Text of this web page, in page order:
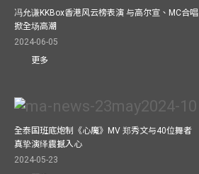
冯允谦KKBox香港风云榜表演 与高尔宣、MC合唱
掀全场高潮
2024-06-05
更多
全泰国班底炮制《心魔》MV 郑秀文与40位舞者
真挚演绎震撼入心
2024-05-23